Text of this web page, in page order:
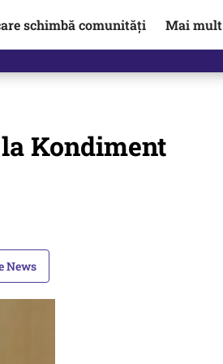
schimbă comunități Mai mult
Kondiment
News